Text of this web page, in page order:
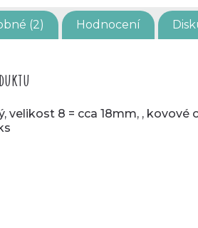
(2) Hodnocení
velikost 8 = cca 18mm, , kovové